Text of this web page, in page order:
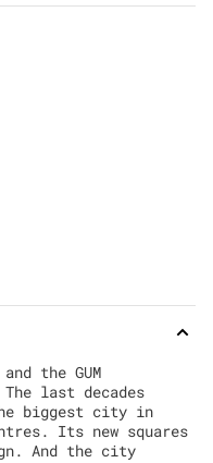
the GUM
last decades
biggest city in
Its new squares
And the city